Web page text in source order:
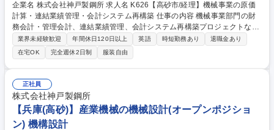
企業名 株式会社神戸製鋼所 求人名 K626【高砂市/経理】機械事業の原価
計算・連結業績管理・会計システム再構築 仕事の内容 機械事業部門の財
務会計・管理会計、連結業績管理、会計システム再構築プロジェクトなど
を担当。原価計算や決算の基幹実務から、経営陣への意思決定支援・事業
サポートまで幅広く担います。 【詳細】(1)担当機種の原価計算・損益管
理・操業分析 (2)機械事業部門の業績予想取りまとめ・BS/CF作成 (3)国内
外の所管連結子会社の業績モニタリング・指導 (4)基幹会計システム更
新・再構築対応 【魅力】ルーティン実務にとどまらず難易度の高い会計処
理や事業課題の改善提案に携われます。チームで協力して取り組むため、
キャッチアップ支援も万全です。 募集職種 K626【高砂市/経理】機械事業
の原価計算・連結業績管理・会計システム再構築
業界未経験歓迎 年間休日120日以上 英語 時短勤務あり
退職金あり
在宅OK
完全週休2日制 服装自由
正社員
株式会社神戸製鋼所
【兵庫(高砂)】産業機械の機械設計(オープンポジショ
ン) 機構設計